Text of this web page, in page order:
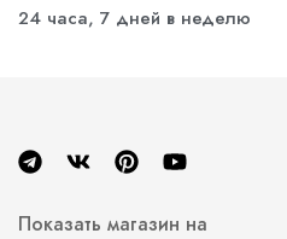
24 часа, 7 дней в неделю
Показать магазин на